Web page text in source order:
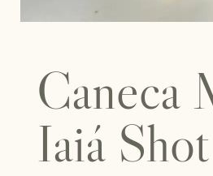
Caneca
Iaiá Shot